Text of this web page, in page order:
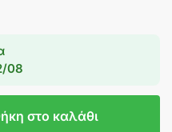
08
στο καλάθι